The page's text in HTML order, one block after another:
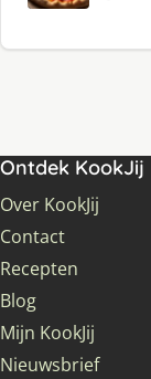
Ontdek KookJij
Over KookJij
Contact
Recepten
Blog
Mijn KookJij
Nieuwsbrief